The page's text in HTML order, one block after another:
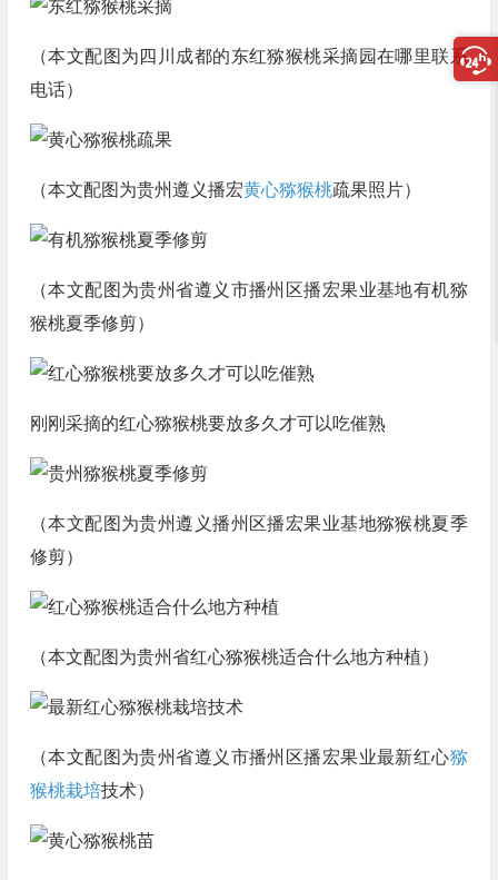
（本文配图为四川成都的东红猕猴桃采摘园在哪里联系
电话）
（本文配图为贵州遵义播宏黄心猕猴桃疏果照片）
（本文配图为贵州省遵义市播州区播宏果业基地有机猕
猴桃夏季修剪）
刚刚采摘的红心猕猴桃要放多久才可以吃催熟
（本文配图为贵州遵义播州区播宏果业基地猕猴桃夏季
修剪）
（本文配图为贵州省红心猕猴桃适合什么地方种植）
（本文配图为贵州省遵义市播州区播宏果业最新红心猕
猴桃栽培技术）